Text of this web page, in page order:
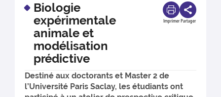
Biologie
expérimentale
animale et
modélisation
prédictive
Imprimer Partager
Destiné aux doctorants et Master 2 de
l’Université Paris Saclay, les étudiants ont